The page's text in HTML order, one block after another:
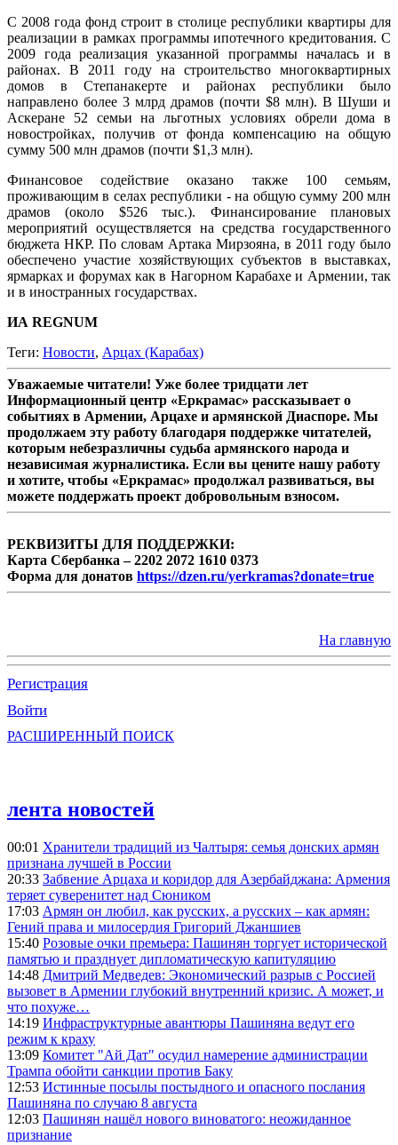
С 2008 года фонд строит в столице республики квартиры для
реализации в рамках программы ипотечного кредитования. С
2009 года реализация указанной программы началась и в
районах. В 2011 году на строительство многоквартирных
домов в Степанакерте и районах республики было
направлено более 3 млрд драмов (почти $8 млн). В Шуши и
Аскеране 52 семьи на льготных условиях обрели дома в
новостройках, получив от фонда компенсацию на общую
сумму 500 млн драмов (почти $1,3 млн).
Финансовое содействие оказано также 100 семьям,
проживающим в селах республики - на общую сумму 200 млн
драмов (около $526 тыс.). Финансирование плановых
мероприятий осуществляется на средства государственного
бюджета НКР. По словам Артака Мирзояна, в 2011 году было
обеспечено участие хозяйствующих субъектов в выставках,
ярмарках и форумах как в Нагорном Карабахе и Армении, так
и в иностранных государствах.
ИА REGNUM
Теги: Новости, Арцах (Карабах)
Уважаемые читатели! Уже более тридцати лет
Информационный центр «Еркрамас» рассказывает о
событиях в Армении, Арцахе и армянской Диаспоре. Мы
продолжаем эту работу благодаря поддержке читателей,
которым небезразличны судьба армянского народа и
независимая журналистика. Если вы цените нашу работу
и хотите, чтобы «Еркрамас» продолжал развиваться, вы
можете поддержать проект добровольным взносом.
РЕКВИЗИТЫ ДЛЯ ПОДДЕРЖКИ:
Карта Сбербанка – 2202 2072 1610 0373
Форма для донатов https://dzen.ru/yerkramas?donate=true
На главную
Регистрация
Войти
РАСШИРЕННЫЙ ПОИСК
лента новостей
00:01 Хранители традиций из Чалтыря: семья донских армян
признана лучшей в России
20:33 Забвение Арцаха и коридор для Азербайджана: Армения
теряет суверенитет над Сюником
17:03 Армян он любил, как русских, а русских – как армян:
Гений права и милосердия Григорий Джаншиев
15:40 Розовые очки премьера: Пашинян торгует исторической
памятью и празднует дипломатическую капитуляцию
14:48 Дмитрий Медведев: Экономический разрыв с Россией
вызовет в Армении глубокий внутренний кризис. А может, и
что похуже…
14:19 Инфраструктурные авантюры Пашиняна ведут его
режим к краху
13:09 Комитет "Ай Дат" осудил намерение администрации
Трампа обойти санкции против Баку
12:53 Истинные посылы постыдного и опасного послания
Пашиняна по случаю 8 августа
12:03 Пашинян нашёл нового виноватого: неожиданное
признание